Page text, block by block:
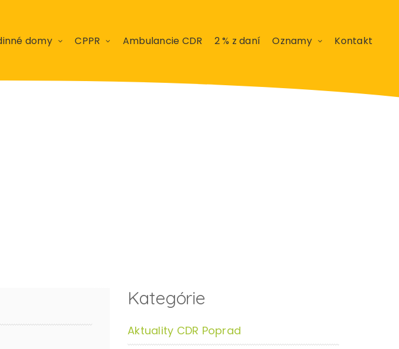
domy CPPR Ambulancie CDR 2 % z daní Oznamy Kontakt
Kategórie
Aktuality CDR Poprad